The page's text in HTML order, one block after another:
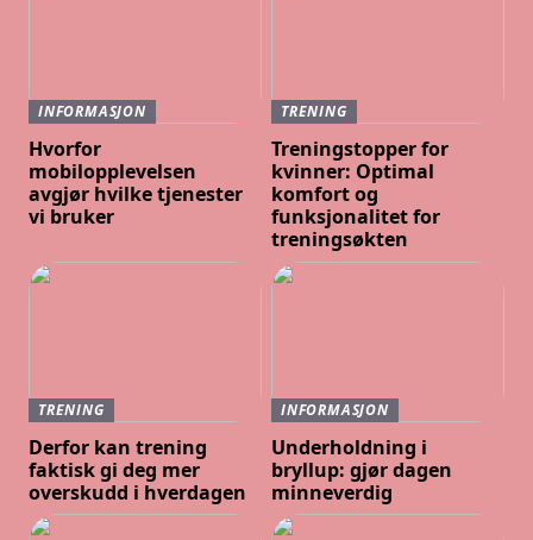
INFORMASJON
Hvorfor
mobilopplevelsen
avgjør hvilke tjenester
vi bruker
TRENING
Treningstopper for
kvinner: Optimal
komfort og
funksjonalitet for
treningsøkten
TRENING
Derfor kan trening
faktisk gi deg mer
overskudd i hverdagen
INFORMASJON
Underholdning i
bryllup: gjør dagen
minneverdig